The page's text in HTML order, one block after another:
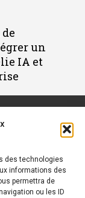
des technologies
informations des
permettra de
ou les ID
un
IA et
les
des
toutes